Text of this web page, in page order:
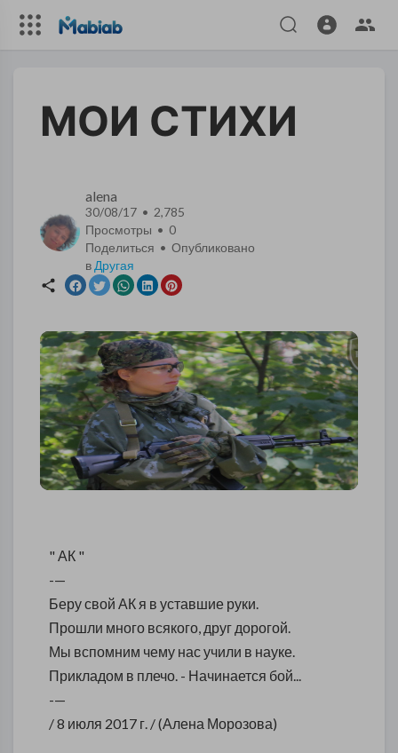
МОИ СТИХИ
alena
30/08/17 • 2,785
Просмотры • 0
Поделиться • Опубликовано
в Другая
" АК "
-—
Беру свой АК я в уставшие руки.
Прошли много всякого, друг дорогой.
Мы вспомним чему нас учили в науке.
Прикладом в плечо. - Начинается бой...
-—
/ 8 июля 2017 г. / (Алена Морозова)